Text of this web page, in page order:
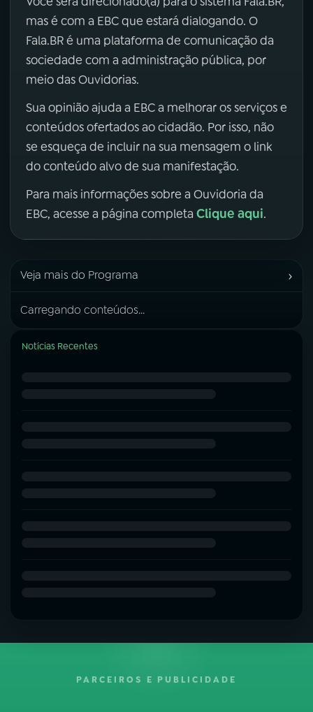
mas é com a EBC que estará dialogando. O
Fala.BR é uma plataforma de comunicação da
sociedade com a administração pública, por
meio das Ouvidorias.
Sua opinião ajuda a EBC a melhorar os serviços e
conteúdos ofertados ao cidadão. Por isso, não
se esqueça de incluir na sua mensagem o link
do conteúdo alvo de sua manifestação.
Para mais informações sobre a Ouvidoria da
EBC, acesse a página completa Clique aqui.
Veja mais do Programa ›
Carregando conteúdos...
Notícias Recentes
PARCEIROS E PUBLICIDADE